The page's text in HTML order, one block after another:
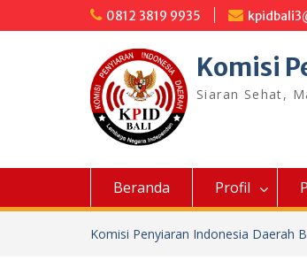
to
0812 3819 9935
Komisi
Siaran Sehat,
Beranda Profil
Komisi Penyiaran Indonesia Daerah